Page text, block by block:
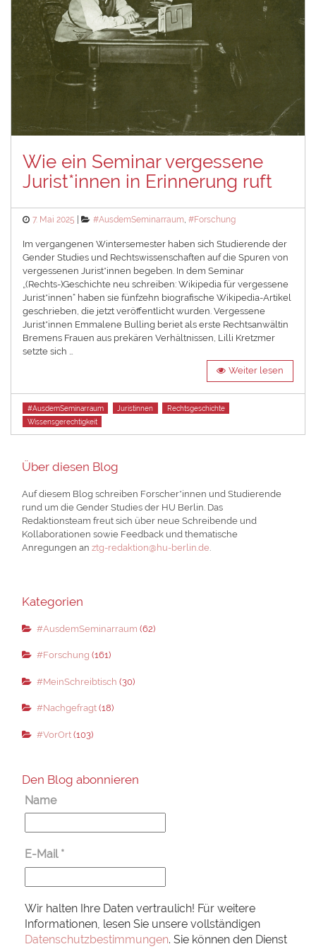
Wie ein Seminar vergessene
Jurist*innen in Erinnerung ruft
Posted
7. Mai 2025 Categories
#AusdemSeminarraum ,#Forschung
Im vergangenen Wintersemester haben sich Studierende der
Gender Studies und Rechtswissenschaften auf die Spuren von
vergessenen Jurist*innen begeben. In dem Seminar
„(Rechts-)Geschichte neu schreiben: Wikipedia für vergessene
Jurist*innen“ haben sie fünfzehn biografische Wikipedia-Artikel
geschrieben, die jetzt veröffentlicht wurden. Vergessene
Jurist*innen Emmalene Bulling beriet als erste Rechtsanwältin
Bremens Frauen aus prekären Verhältnissen, Lilli Kretzmer
setzte sich …
Weiter lesen
Tags
#AusdemSeminarraum Juristinnen
Rechtsgeschichte
Wissensgerechtigkeit
Über diesen Blog
Auf diesem Blog schreiben Forscher*innen und Studierende
rund um die Gender Studies der HU Berlin. Das
Redaktionsteam freut sich über neue Schreibende und
Kollaborationen sowie Feedback und thematische
Anregungen anztg-redaktion@hu-berlin.de
Kategorien
#AusdemSeminarraum (62)
#Forschung (161)
#MeinSchreibtisch (30)
#Nachgefragt(18)
#VorOrt(103)
Den Blog abonnieren
Name
E-Mail *
Wir halten Ihre Daten vertraulich! Für weitere
Informationen, lesen Sie unsere vollständigen
Datenschutzbestimmungen. Sie können den Dienst